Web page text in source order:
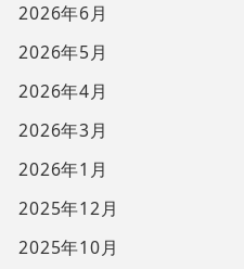
2026年6月
2026年5月
2026年4月
2026年3月
2026年1月
2025年12月
2025年10月